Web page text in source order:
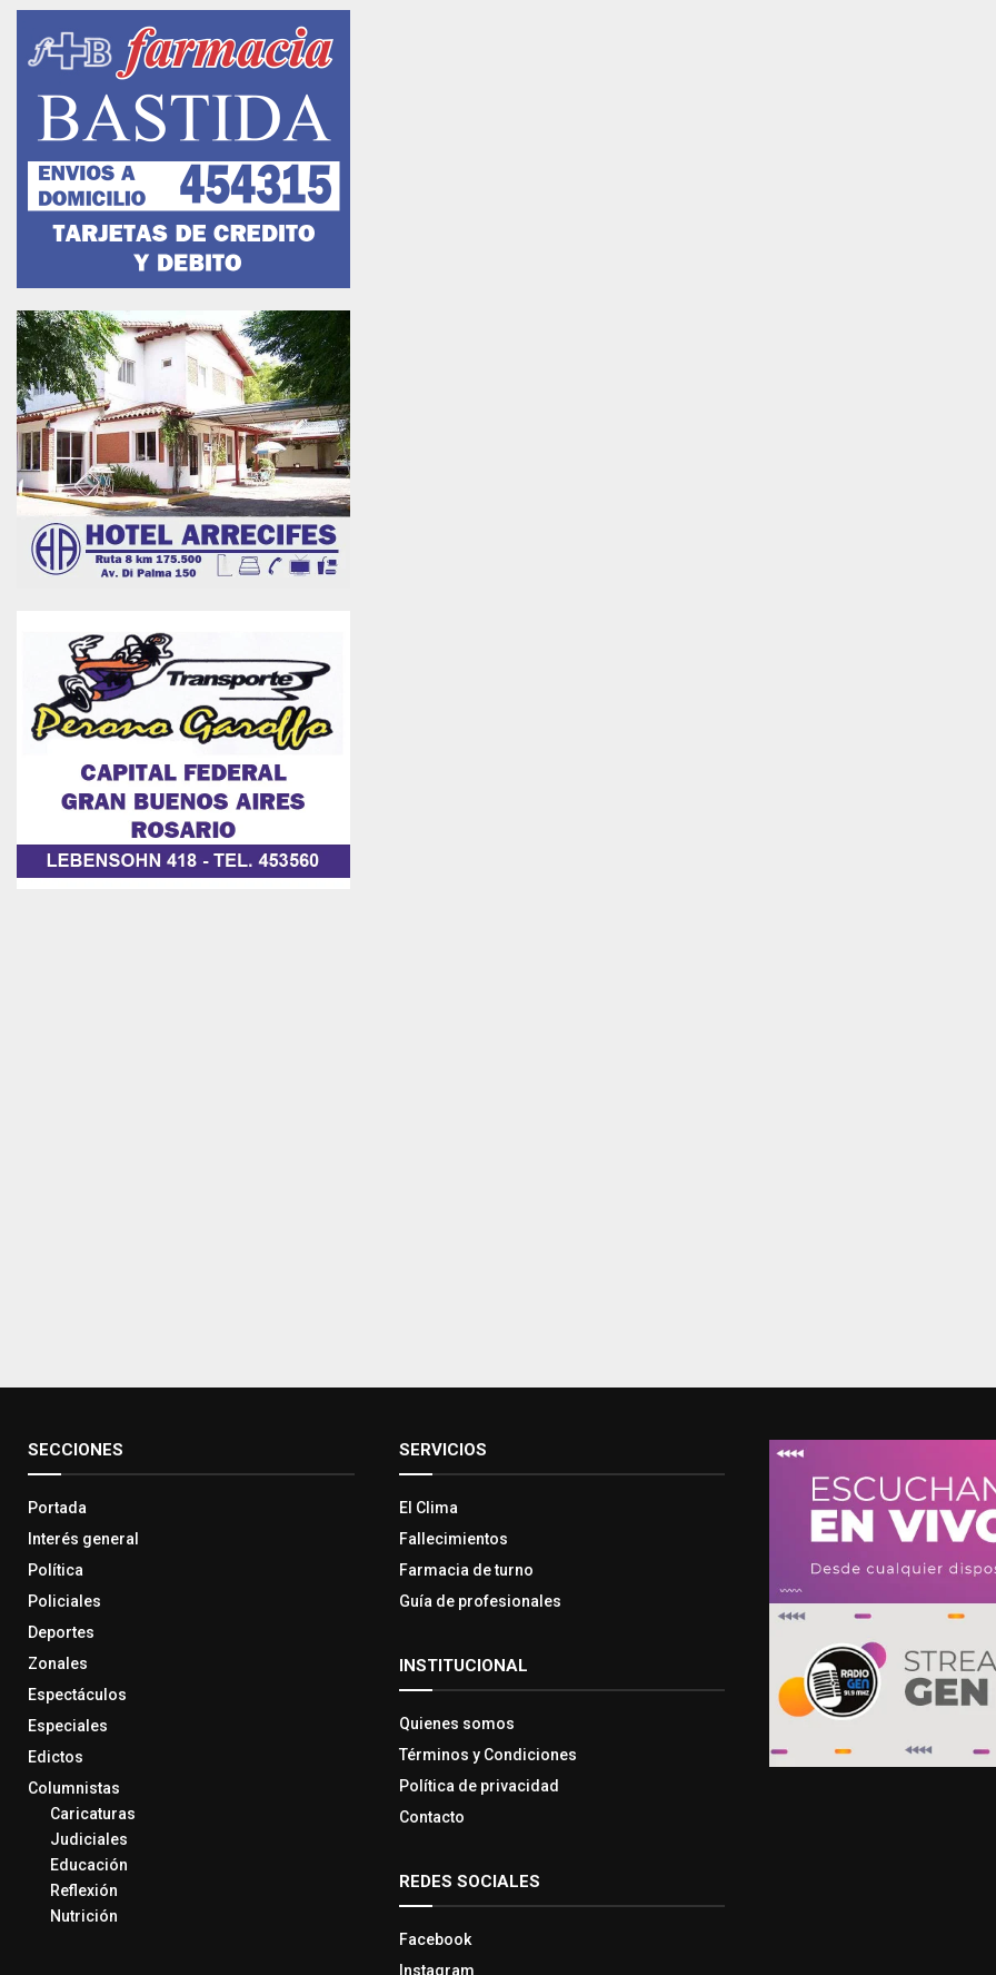
SECCIONES
Portada
Interés general
Política
Policiales
Deportes
Zonales
Espectáculos
Especiales
Edictos
Columnistas
Caricaturas
Judiciales
Educación
Reflexión
Nutrición
SERVICIOS
El Clima
Fallecimientos
Farmacia de turno
Guía de profesionales
INSTITUCIONAL
Quienes somos
Términos y Condiciones
Política de privacidad
Contacto
REDES SOCIALES
Facebook
Instagram